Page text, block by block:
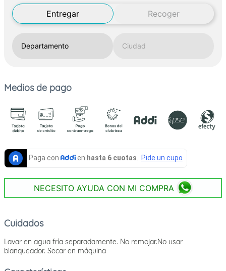
Entregar Recoger
Medios de pago
NECESITO AYUDA CON MI COMPRA
Cuidados
Lavar en agua fría separadamente. No remojar.No usar
blanqueador. Secar en máquina